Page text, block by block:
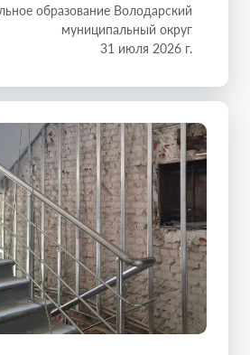
образование Володарский
муниципальный округ
31 июля 2026 г.